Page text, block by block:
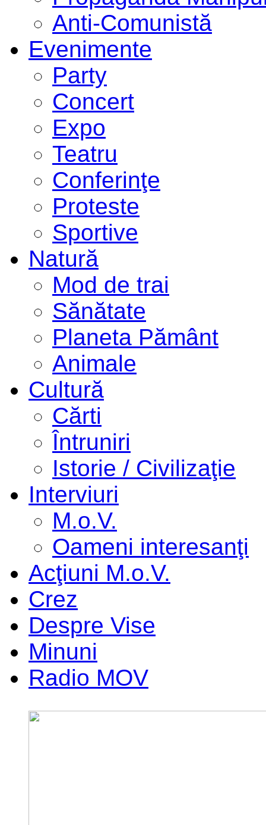
Anti-Comunistă
Evenimente
Party
Concert
Expo
Teatru
Conferinţe
Proteste
Sportive
Natură
Mod de trai
Sănătate
Planeta Pământ
Animale
Cultură
Cărti
Întruniri
Istorie / Civilizaţie
Interviuri
M.o.V.
Oameni interesanţi
Acţiuni M.o.V.
Crez
Despre Vise
Minuni
Radio MOV